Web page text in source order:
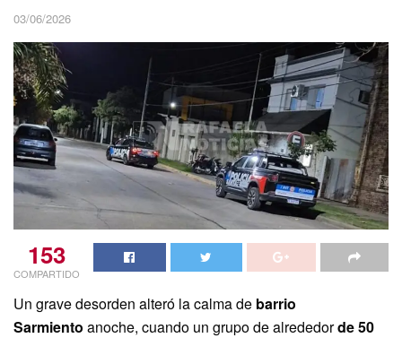
03/06/2026
153
COMPARTIDO
Un grave desorden alteró la calma de barrio
Sarmiento anoche, cuando un grupo de alrededorde 50